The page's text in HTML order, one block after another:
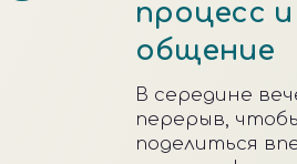
ВОПРОС-ОТВЕТ